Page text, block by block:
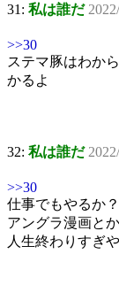
31: 私は誰だ
>>30
ステマ豚はわか
かるよ
32: 私は誰だ
>>30
仕事でもやるか
アングラ漫画と
人生終わりすぎ